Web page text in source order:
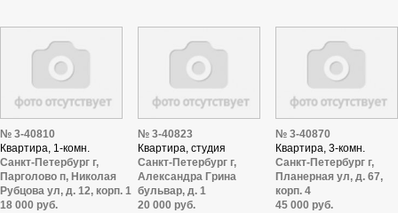
№ 3-40810
Квартира, 1-комн.
Санкт-Петербург г,
Парголово п, Николая
Рубцова ул, д. 12, корп. 1
18 000 руб.
№ 3-40823
Квартира, студия
Санкт-Петербург г,
Александра Грина
бульвар, д. 1
20 000 руб.
№ 3-40870
Квартира, 3-комн.
Санкт-Петербург г,
Планерная ул, д. 67,
корп. 4
45 000 руб.